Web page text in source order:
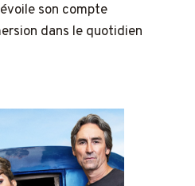
son compte
dans le quotidien